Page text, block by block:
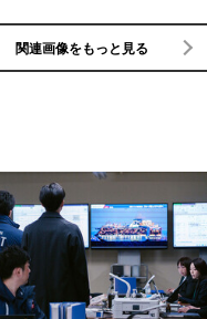
関連画像をもっと見る